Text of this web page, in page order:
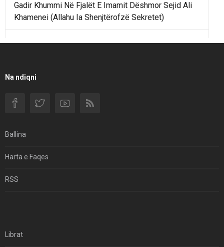
Gadir Khummi Në Fjalët E Imamit Dëshmor Sejid Ali
Khamenei (Allahu Ia Shenjtërofzë Sekretet)
Një Rend Rajonal I Udhëhequr Nga Irani Kundrejt Një
Filmi I Shkurtër Iranian “Pasta Alfredo” Ka Udhëtuar
Na ndiqni
Ballina
Harta e Faqes
RSS
Librat